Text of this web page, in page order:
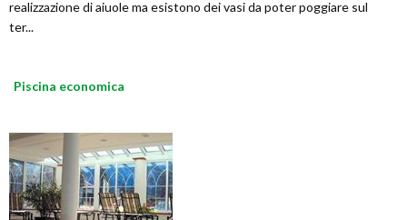
realizzazione di aiuole ma esistono dei vasi da poter poggiare sul
ter...
Piscina economica